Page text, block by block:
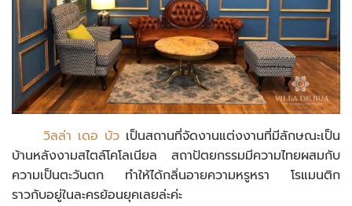
วิลล่า เดอ บัว เป็นสถานที่จัดงานแต่งงานที่มีลักษณะเป็น
บ้านหลังงามสไตล์โคโลเนียล สถาปัตยกรรมมีความไทยผสมกับ
ความเป็นตะวันตก ทำให้ได้กลิ่นอายความหรูหรา โรแมนติก
ราวกับอยู่ในละครย้อนยุคเลยล่ะค่ะ